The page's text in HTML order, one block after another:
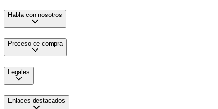
Habla con nosotros
Proceso de compra
Legales
Enlaces destacados